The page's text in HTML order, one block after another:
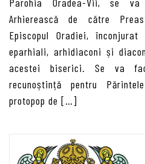
Arhierească de către
Episcopul Oradiei,
eparhiali, arhidiaconi și
acestei biserici. Se va
recunoștință pentru
protopop de […]